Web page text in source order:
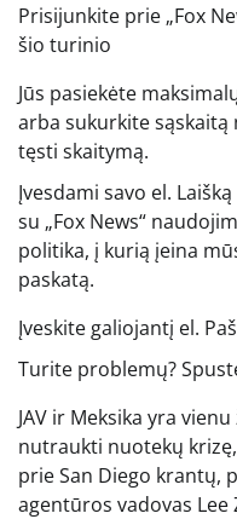
Prisijunkite prie „Fox
šio turinio
Jūs pasiekėte
arba sukurkite
tęsti skaitymą.
Įvesdami savo el.
su „Fox News“
politika, į kurią įeina
paskatą.
Įveskite galiojantį el.
Turite problemų?
JAV ir Meksika yra
nutraukti nuotekų
prie San Diego krantų,
agentūros vadovas Lee